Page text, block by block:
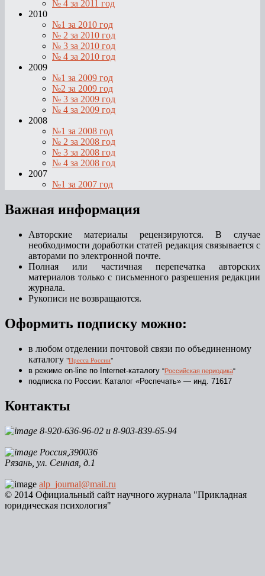
№ 4 за 2011 год
2010
№1 за 2010 год
№ 2 за 2010 год
№ 3 за 2010 год
№ 4 за 2010 год
2009
№1 за 2009 год
№2 за 2009 год
№ 3 за 2009 год
№ 4 за 2009 год
2008
№1 за 2008 год
№ 2 за 2008 год
№ 3 за 2008 год
№ 4 за 2008 год
2007
№1 за 2007 год
Важная информация
Авторские материалы рецензируются. В случае
необходимости доработки статей редакция связывается с
авторами по электронной почте.
Полная или частичная перепечатка авторских
материалов только с письменного разрешения редакции
журнала.
Рукописи не возвращаются.
Оформить подписку можно:
в любом отделении почтовой связи по объединенному
каталогу "Пресса России"
в режиме on-line по Internet-каталогу "Российская периодика"
подписка по России: Каталог «Роспечать» — инд. 71617
Контакты
8-920-636-96-02 и 8-903-839-65-94
Россия,390036
Рязань, ул. Сенная, д.1
alp_journal@mail.ru
© 2014 Официальный сайт научного журнала "Прикладная
юридическая психология"